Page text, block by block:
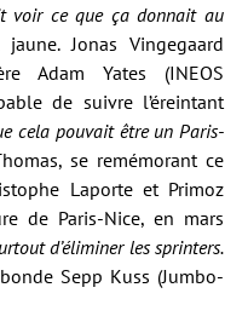
voir ce que ça donnait au
Jonas Vingegaard
Adam Yates (INEOS
de suivre l’éreintant
cela pouvait être un Paris-
se remémorant ce
Laporte et Primoz
de Paris-Nice, en mars
d’éliminer les sprinters.
Sepp Kuss (Jumbo-